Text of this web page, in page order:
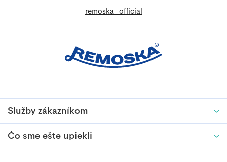
remoska_official
Služby zákazníkom
Čo sme ešte upiekli